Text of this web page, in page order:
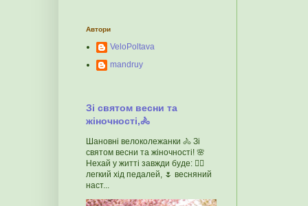
Автори
VeloPoltava
mandruy
Зі святом весни та
жіночності,🚴
Шановні велоколежанки 🚴 Зі
святом весни та жіночності! 🌸
Нехай у житті завжди буде: 🚴‍♀️
легкий хід педалей, 🌷 весняний
наст...